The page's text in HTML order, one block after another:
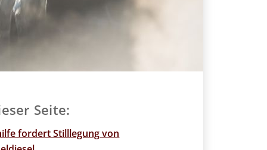
Seite:
fordert Stilllegung von